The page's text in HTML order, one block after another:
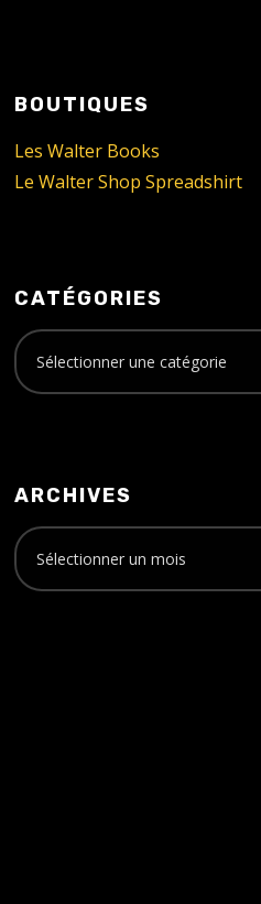
BOUTIQUES
Les Walter Books
Le Walter Shop Spreadshirt
CATÉGORIES
ARCHIVES